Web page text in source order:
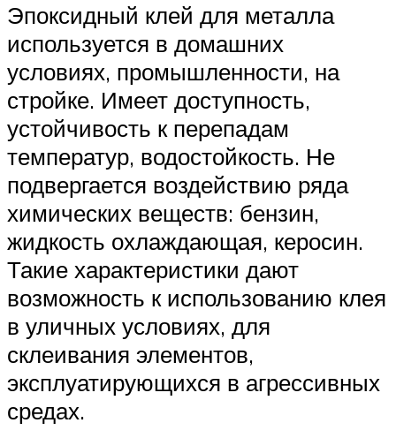
Эпоксидный клей для металла
используется в домашних
условиях, промышленности, на
стройке. Имеет доступность,
устойчивость к перепадам
температур, водостойкость. Не
подвергается воздействию ряда
химических веществ: бензин,
жидкость охлаждающая, керосин.
Такие характеристики дают
возможность к использованию клея
в уличных условиях, для
склеивания элементов,
эксплуатирующихся в агрессивных
средах.